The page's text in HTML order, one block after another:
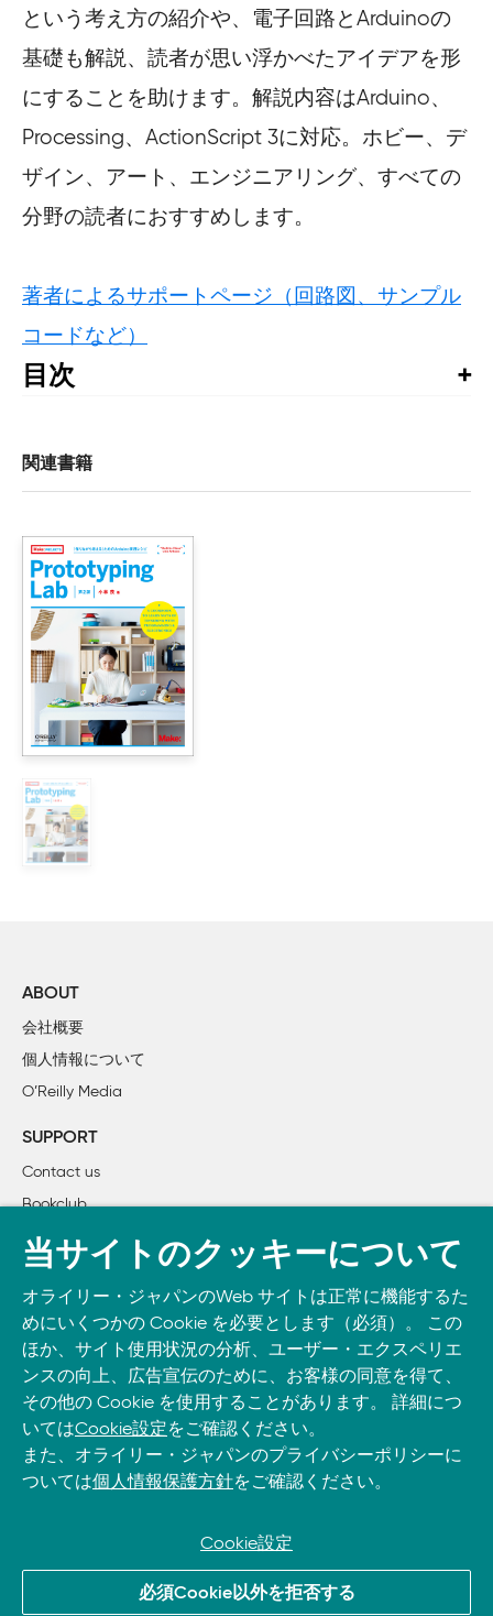
という考え方の紹介や、電子回路とArduinoの
基礎も解説、読者が思い浮かべたアイデアを形
にすることを助けます。解説内容はArduino、
Processing、ActionScript 3に対応。ホビー、デ
ザイン、アート、エンジニアリング、すべての
分野の読者におすすめします。
著者によるサポートページ（回路図、サンプル
コードなど）
目次
作品紹介
風の音楽：鈴木莉沙
Nixie Clock：佐々木友介
Hunter-Gatherer Colorist：team_hgc（竹本香織、山本雄平
Light Bodies：Susanne Seitinger, Daniel M.Taub, Alex S.Taylor
Stamporon：松田亮太、桑原翔
ACTION! Finger Puppet：笠原友美
external heart：飯沢未央
編みロボ：岩崎修、妻鳥花子
form.(Design + Personal Fabrication)：（北村穣、和田純平）
I部：イントロダクション
パーソナルファブリケーションという流れ
ハードウェアで「スケッチ」しよう
Arduino登場の背景
Wiring
デザインプロセスの実例紹介
デザインは特殊な人だけが行う仕事ではない：DIYか
プロトタイピング：スケッチからプロトタイプへ
2章：開発環境を整える
Arduino IDEのセットアップ
Arduinoについて
ドライバのインストール
Arduino IDEの起動と動作確認
Funnelライブラリのセットアップ
Arduinoボード側の準備
Processingのセットアップ
3章：電子回路の基礎と最初の一歩
電子回路の基礎知識
関連書籍
ABOUT
会社概要
個人情報について
O’Reilly Media
SUPPORT
Contact us
Bookclub
書籍注文
Take O’Reilly with you and learn anywhere, anytime on your
phone
and tablet.
© 2026, O’Reilly Japan, Inc. oreilly.co.jpに掲載されているすべて
当サイトのクッキーについて
オライリー・ジャパンのWeb サイトは正常に機能するた
めにいくつかの Cookie を必要とします（必須）。 この
ほか、サイト使用状況の分析、ユーザー・エクスペリエ
ンスの向上、広告宣伝のために、お客様の同意を得て、
その他の Cookie を使用することがあります。 詳細につ
いてはCookie設定をご確認ください。
また、オライリー・ジャパンのプライバシーポリシーに
ついては個人情報保護方針をご確認ください。
Cookie設定
必須Cookie以外を拒否する